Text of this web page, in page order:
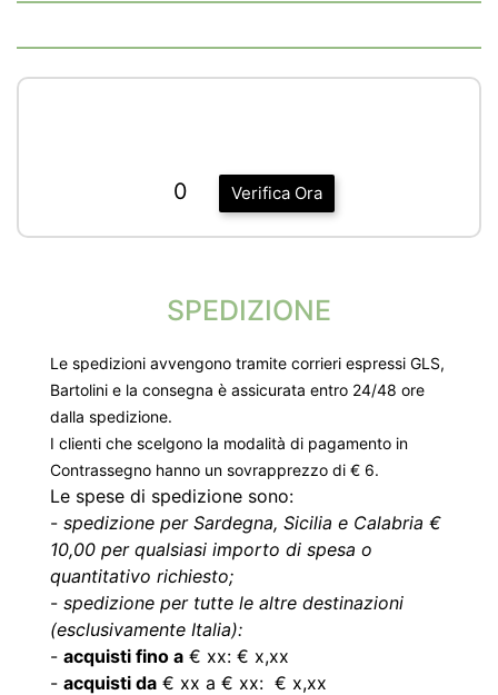
Verifica Ora
0
SPEDIZIONE
Le spedizioni avvengono tramite corrieri espressi GLS,
Bartolini e la consegna è assicurata entro 24/48 ore
dalla spedizione.
I clienti che scelgono la modalità di pagamento in
Contrassegno hanno un sovrapprezzo di € 6.
Le spese di spedizione sono:
- spedizione per Sardegna, Sicilia e Calabria €
10,00 per qualsiasi importo di spesa o
quantitativo richiesto;
- spedizione per tutte le altre destinazioni
(esclusivamente Italia):
- acquisti fino a € xx: € x,xx
- acquisti da € xx a € xx: € x,xx